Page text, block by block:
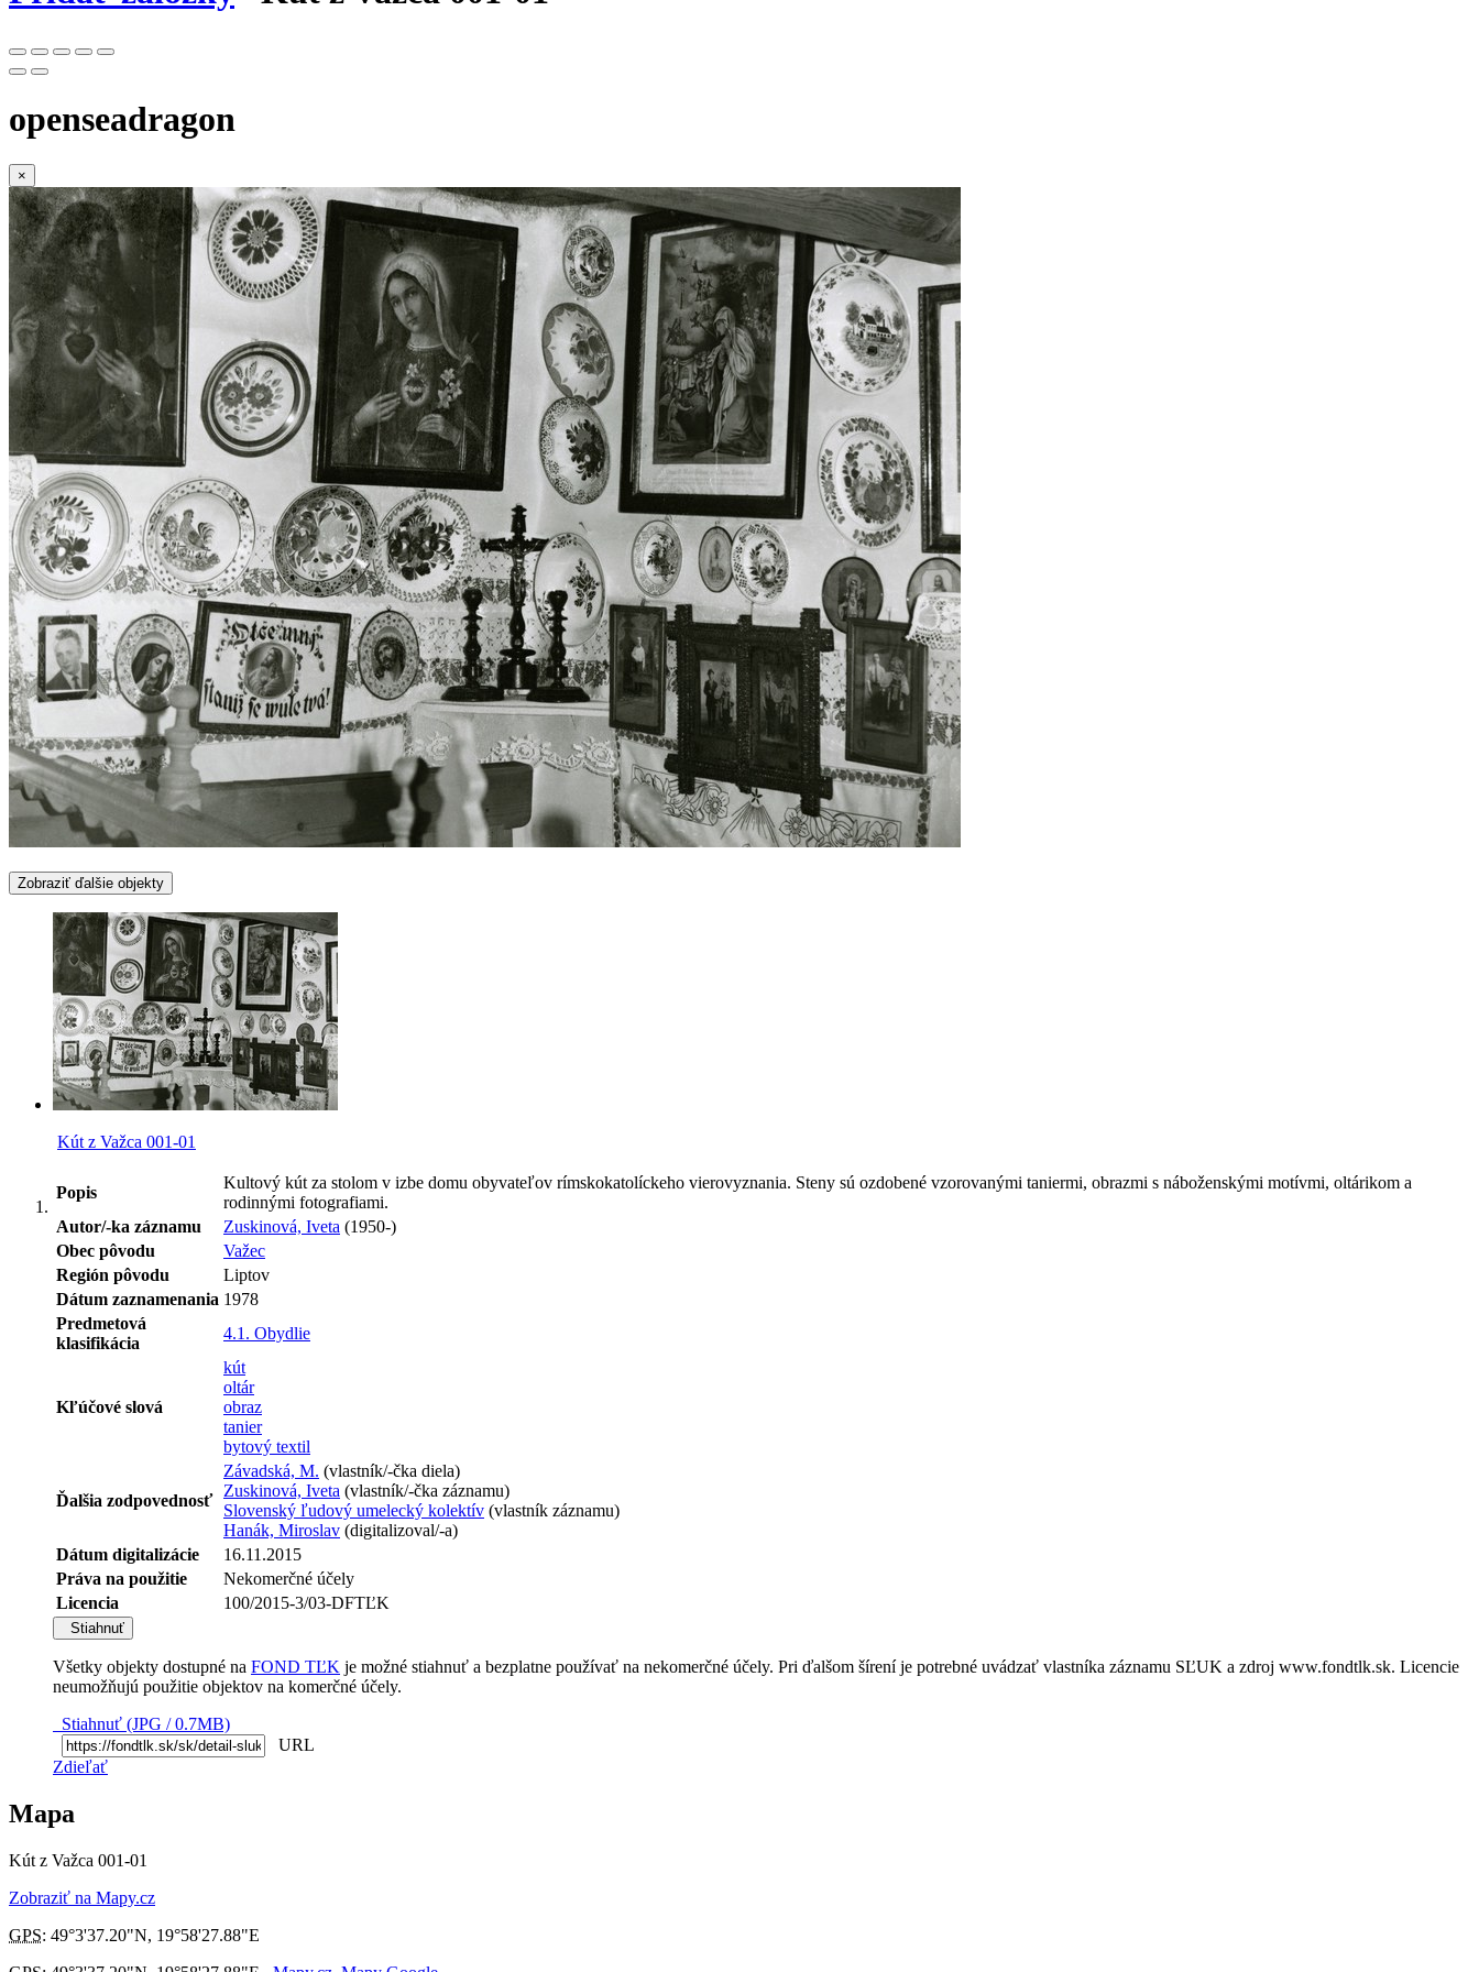
openseadragon
×
Zobraziť ďalšie objekty
Kút z Važca 001-01
Popis
Kultový kút za stolom v izbe domu obyvateľov rímskokatolíckeho vierovyznania. Steny sú ozdobené vzorovanými taniermi, obrazmi s náboženskými motívmi, oltárikom a
rodinnými fotografiami.
Autor/-ka záznamu
Zuskinová, Iveta (1950-)
Obec pôvodu
Važec
Región pôvodu
Liptov
Dátum zaznamenania 1978
Predmetová
klasifikácia
4.1. Obydlie
Kľúčové slová
kút
oltár
obraz
tanier
bytový textil
Ďalšia zodpovednosť
Závadská, M. (vlastník/-čka diela)
Zuskinová, Iveta (vlastník/-čka záznamu)
Slovenský ľudový umelecký kolektív (vlastník záznamu)
Hanák, Miroslav (digitalizoval/-a)
Dátum digitalizácie
16.11.2015
Práva na použitie
Nekomerčné účely
Licencia
100/2015-3/03-DFTĽK
Stiahnuť
Všetky objekty dostupné na FOND TĽK je možné stiahnuť a bezplatne používať na nekomerčné účely. Pri ďalšom šírení je potrebné uvádzať vlastníka záznamu SĽUK a zdroj www.fondtlk.sk. Licencie
neumožňujú použitie objektov na komerčné účely.
Stiahnuť (JPG / 0.7MB)
URL
Zdieľať
Mapa
Kút z Važca 001-01
Zobraziť na Mapy.cz
GPS: 49°3'37.20"N, 19°58'27.88"E